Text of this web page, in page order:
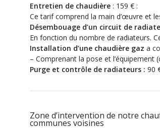
Entretien de chaudière : 159 € :
Ce tarif comprend la main d’œuvre et
Désembouage d’un circuit de
En fonction du nombre de radiateurs.
Installation d’une chaudière gaz a
– Comprenant la pose et l’équipement
Purge et contrôle de radiateurs : 90
Zone d’intervention de notre
communes voisines